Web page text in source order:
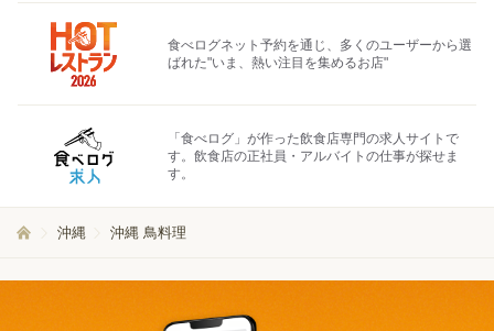
食べログネット予約を通じ、多くのユーザーから選
ばれた"いま、熱い注目を集めるお店"
「食べログ」が作った飲食店専門の求人サイトで
す。飲食店の正社員・アルバイトの仕事が探せま
す。
沖縄 沖縄 鳥料理